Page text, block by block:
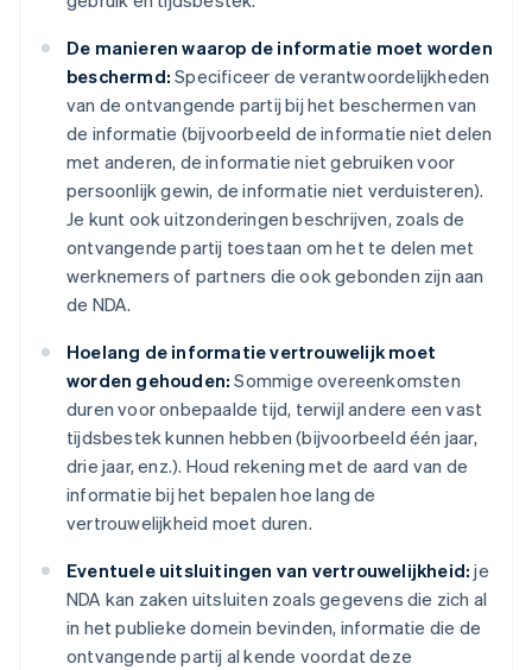
De manieren waarop de informatie moet worden
beschermd: Specificeer de verantwoordelijkheden
van de ontvangende partij bij het beschermen van
de informatie (bijvoorbeeld de informatie niet delen
met anderen, de informatie niet gebruiken voor
persoonlijk gewin, de informatie niet verduisteren).
Je kunt ook uitzonderingen beschrijven, zoals de
ontvangende partij toestaan om het te delen met
werknemers of partners die ook gebonden zijn aan
de NDA.
Hoelang de informatie vertrouwelijk moet
worden gehouden: Sommige overeenkomsten
duren voor onbepaalde tijd, terwijl andere een vast
tijdsbestek kunnen hebben (bijvoorbeeld één jaar,
drie jaar, enz.). Houd rekening met de aard van de
informatie bij het bepalen hoe lang de
vertrouwelijkheid moet duren.
Eventuele uitsluitingen van vertrouwelijkheid: je
NDA kan zaken uitsluiten zoals gegevens die zich al
in het publieke domein bevinden, informatie die de
ontvangende partij al kende voordat deze